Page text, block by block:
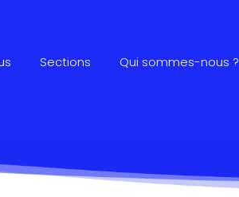
Sections Qui sommes-nous ?